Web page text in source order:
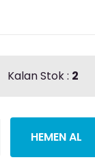
Kalan Stok : 2
HEMEN AL